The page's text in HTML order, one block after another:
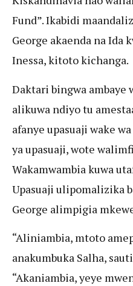
Fund”. Ikabidi
George akaenda na Ida
Inessa, kitoto kichanga.
Daktari bingwa ambaye
alikuwa ndiyo tu
afanye upasuaji wake
ya upasuaji, wote
Wakamwambia kuwa
Upasuaji ulipomalizika
George alimpigia
“Aliniambia, mtoto
anakumbuka Salha,
“Akaniambia, yeye